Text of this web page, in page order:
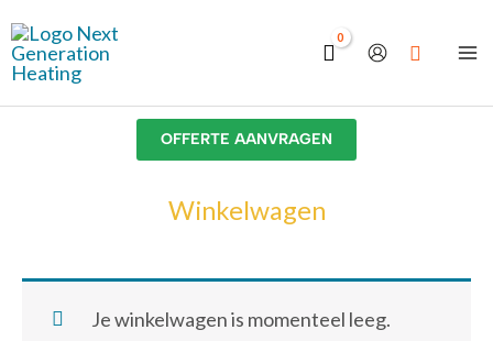
naar
de
OFFERTE AANVRAGEN
Winkelwagen
Je winkelwagen is momenteel leeg.